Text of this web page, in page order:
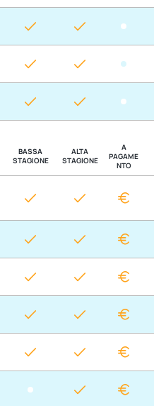
BASSA
STAGIONE
ALTA
STAGIONE
A
PAGAME
NTO